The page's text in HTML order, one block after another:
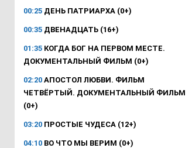
00:25 ДЕНЬ ПАТРИАРХА (0+)
00:35 ДВЕНАДЦАТЬ (16+)
01:35 КОГДА БОГ НА ПЕРВОМ МЕСТЕ.
ДОКУМЕНТАЛЬНЫЙ ФИЛЬМ (0+)
02:20 АПОСТОЛ ЛЮБВИ. ФИЛЬМ
ЧЕТВЁРТЫЙ. ДОКУМЕНТАЛЬНЫЙ ФИЛЬМ
(0+)
03:20 ПРОСТЫЕ ЧУДЕСА (12+)
04:10 ВО ЧТО МЫ ВЕРИМ (0+)